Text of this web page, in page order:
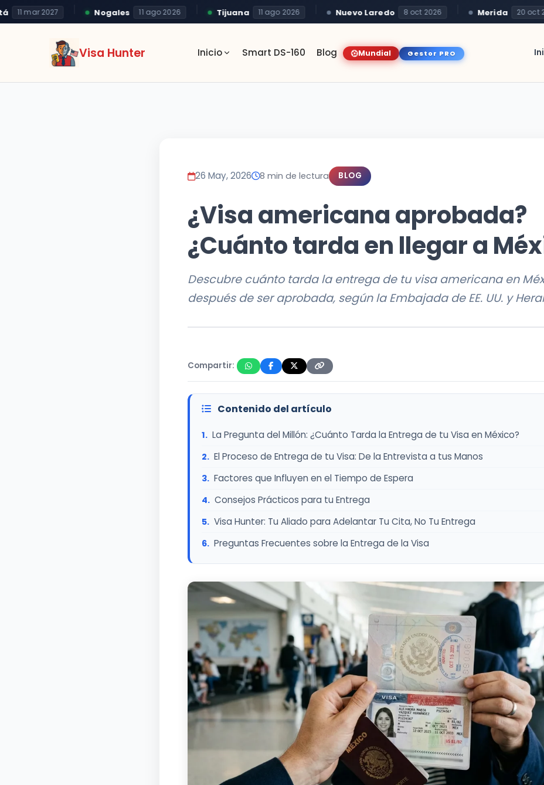
11 mar 2027 Nogales 11 ago 2026 Tijuana 11 ago 2026 Nuevo Laredo 8 oct 2026 Merida 20 oct
Visa Hunter Inicio Smart DS-160 Blog Mundial Gestor PRO
26 May, 2026 8 min de lectura BLOG
¿Visa americana aprobada?
¿Cuánto tarda en llegar a
Descubre cuánto tarda la entrega de tu visa americana en
después de ser aprobada, según la Embajada de EE. UU. y
Compartir:
Contenido del artículo
La Pregunta del Millón: ¿Cuánto Tarda la Entrega de tu Visa en México?
El Proceso de Entrega de tu Visa: De la Entrevista a tus Manos
Factores que Influyen en el Tiempo de Espera
Consejos Prácticos para tu Entrega
Visa Hunter: Tu Aliado para Adelantar Tu Cita, No Tu Entrega
Preguntas Frecuentes sobre la Entrega de la Visa